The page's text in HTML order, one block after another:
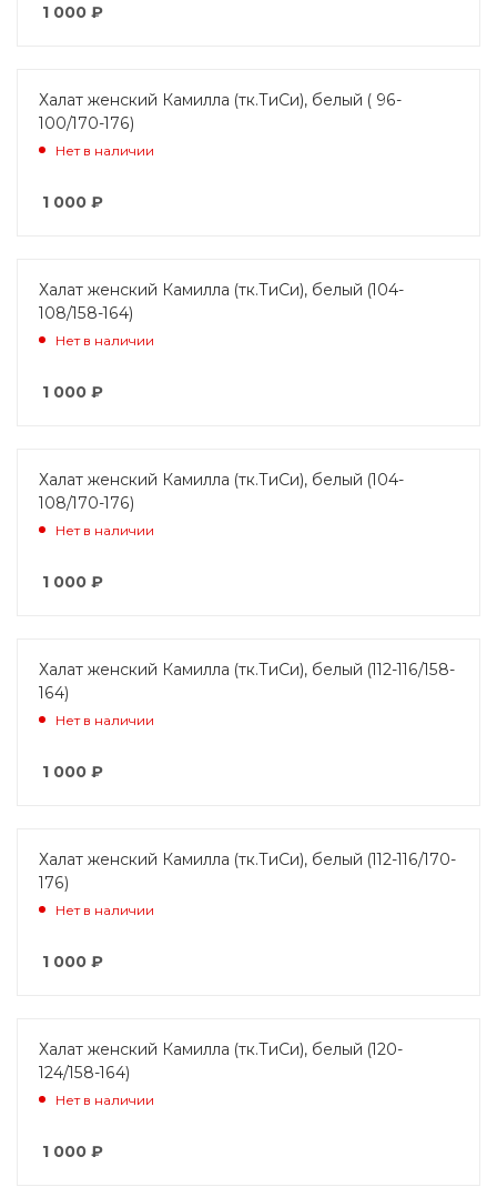
1 000 ₽
Халат женский Камилла (тк.ТиСи), белый ( 96-
100/170-176)
Нет в наличии
1 000 ₽
Халат женский Камилла (тк.ТиСи), белый (104-
108/158-164)
Нет в наличии
1 000 ₽
Халат женский Камилла (тк.ТиСи), белый (104-
108/170-176)
Нет в наличии
1 000 ₽
Халат женский Камилла (тк.ТиСи), белый (112-116/158-
164)
Нет в наличии
1 000 ₽
Халат женский Камилла (тк.ТиСи), белый (112-116/170-
176)
Нет в наличии
1 000 ₽
Халат женский Камилла (тк.ТиСи), белый (120-
124/158-164)
Нет в наличии
1 000 ₽